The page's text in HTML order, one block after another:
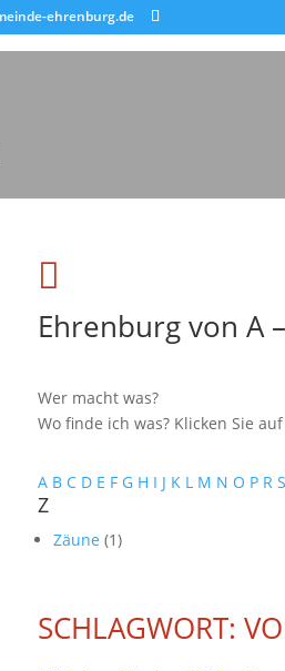
ehrenburg.de

Ehrenburg von A
Wer macht was?
Wo finde ich was? Klicken Sie
A B C D E F G H I J K L M N O P R S
Z
Zäune (1)
SCHLAGWORT: